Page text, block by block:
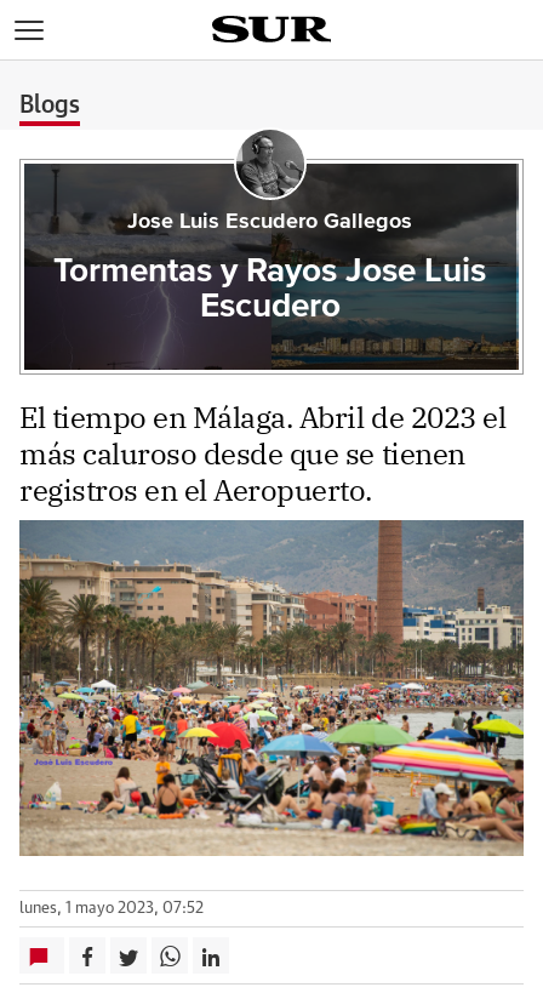
Blogs
Jose Luis Escudero Gallegos
Tormentas y Rayos Jose Luis
Escudero
El tiempo en Málaga. Abril de 2023 el
más caluroso desde que se tienen
registros en el Aeropuerto.
lunes, 1 mayo 2023, 07:52